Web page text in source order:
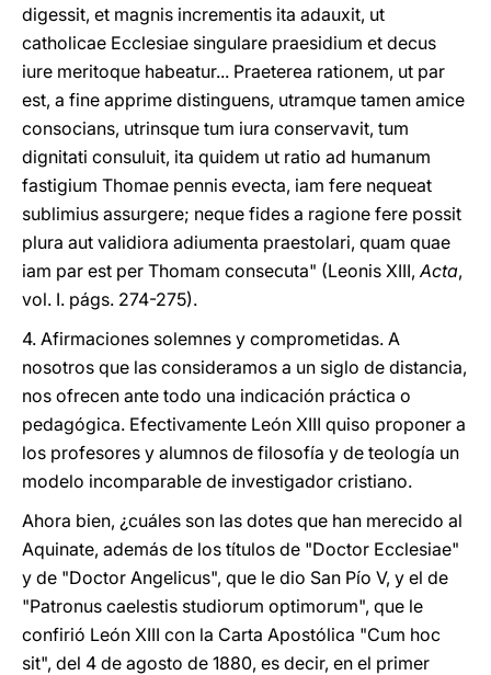
digessit, et magnis incrementis ita adauxit, ut
catholicae Ecclesiae singulare praesidium et decus
iure meritoque habeatur... Praeterea rationem, ut par
est, a fine apprime distinguens, utramque tamen amice
consocians, utrinsque tum iura conservavit, tum
dignitati consuluit, ita quidem ut ratio ad humanum
fastigium Thomae pennis evecta, iam fere nequeat
sublimius assurgere; neque fides a ragione fere possit
plura aut validiora adiumenta praestolari, quam quae
iam par est per Thomam consecuta" (Leonis XIII,Acta,
vol. I. págs. 274-275).
4. Afirmaciones solemnes y comprometidas. A
nosotros que las consideramos a un siglo de distancia,
nos ofrecen ante todo una indicación práctica o
pedagógica. Efectivamente León XIII quiso proponer a
los profesores y alumnos de filosofía y de teología un
modelo incomparable de investigador cristiano.
Ahora bien, ¿cuáles son las dotes que han merecido al
Aquinate, además de los títulos de "Doctor Ecclesiae"
y de "Doctor Angelicus", que le dio San Pío V, y el de
"Patronus caelestis studiorum optimorum", que le
confirió León XIII con la Carta Apostólica "Cum hoc
sit", del 4 de agosto de 1880, es decir, en el primer